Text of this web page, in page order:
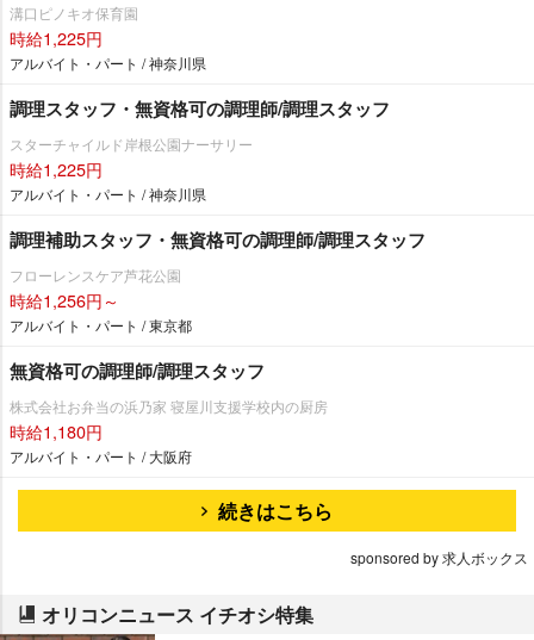
溝口ピノキオ保育園
時給1,225円
アルバイト・パート / 神奈川県
調理スタッフ・無資格可の調理師/調理スタッフ
スターチャイルド岸根公園ナーサリー
時給1,225円
アルバイト・パート / 神奈川県
調理補助スタッフ・無資格可の調理師/調理スタッフ
フローレンスケア芦花公園
時給1,256円～
アルバイト・パート / 東京都
無資格可の調理師/調理スタッフ
株式会社お弁当の浜乃家 寝屋川支援学校内の厨房
時給1,180円
アルバイト・パート / 大阪府
続きはこちら
sponsored by 求人ボックス
オリコンニュース イチオシ特集